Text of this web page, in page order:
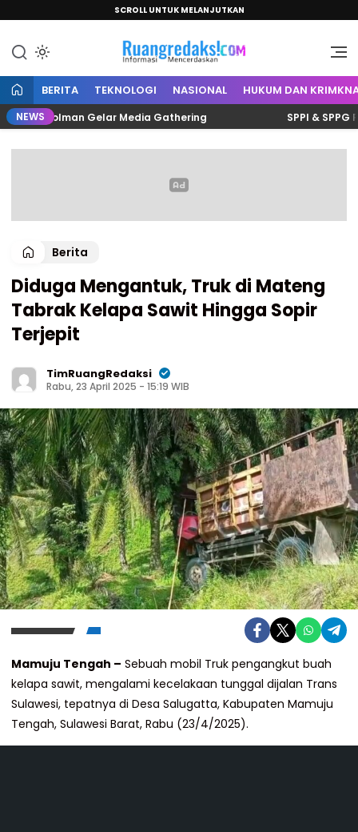
SCROLL UNTUK MELANJUTKAN
Ruang Redaksi
Informasi Mencerdaskan
BERITA TEKNOLOGI NASIONAL HUKUM DAN
NEWS
Polman Gelar Media Gathering SPPI & SPPG
Berita
Diduga Mengantuk, Truk di Mateng
Tabrak Kelapa Sawit Hingga Sopir
Terjepit
TimRuangRedaksi
Rabu, 23 April 2025 - 15:19 WIB
Mamuju Tengah – Sebuah mobil Truk pengangkut buah
kelapa sawit, mengalami kecelakaan tunggal dijalan Trans
Sulawesi, tepatnya di Desa Salugatta, Kabupaten Mamuju
Tengah, Sulawesi Barat, Rabu (23/4/2025).